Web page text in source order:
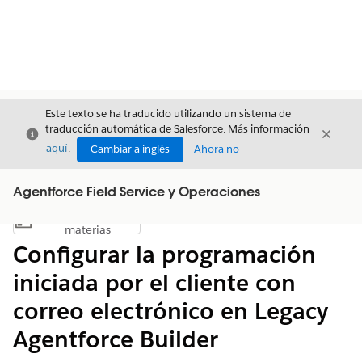
Cerrar
Este texto se ha traducido utilizando un sistema de
traducción automática de Salesforce. Más información
aquí. Cambiar a inglés Ahora no
Cerrar
Agentforce Field Service y Operaciones
Mostrar índice de materias
materias
Configurar la programación
iniciada por el cliente con
correo electrónico en Legacy
Agentforce Builder